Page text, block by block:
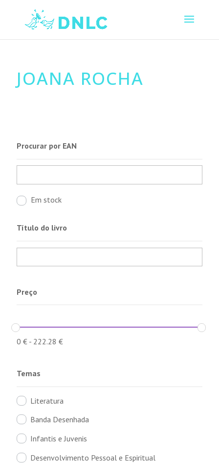
JOANA ROCHA
Procurar por EAN
Em stock
Título do livro
Preço
0 €- 222.28 €
Temas
Literatura
Banda Desenhada
Infantis e Juvenis
Desenvolvimento Pessoal e Espiritual